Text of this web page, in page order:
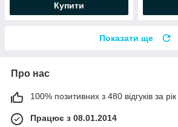
Купити
Показати ще
Про нас
100% позитивних з 480 відгуків за рік
Працює з 08.01.2014